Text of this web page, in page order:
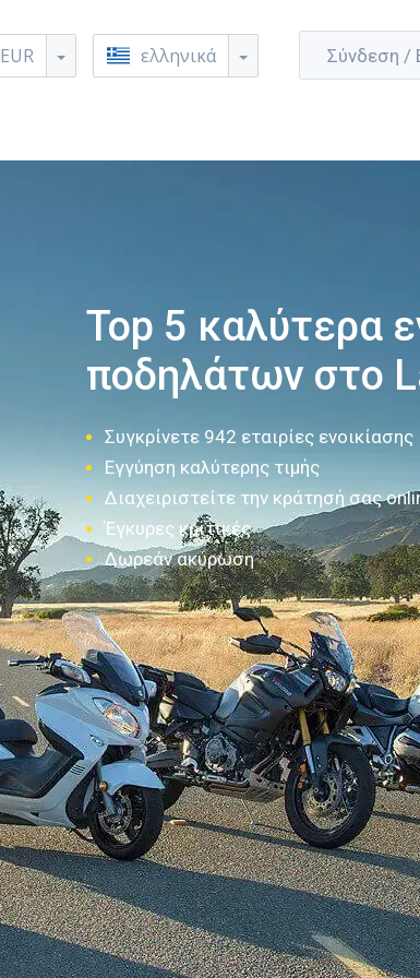
EUR ελληνικά Σύνδεση /
Top 5 καλύτερα
ποδηλάτων στο
Συγκρίνετε 942 εταιρίες ενοικίασης
Εγγύηση καλύτερης τιμής
Διαχειριστείτε την κράτησή σας
Έγκυρες κριτικές
Δωρεάν ακύρωση